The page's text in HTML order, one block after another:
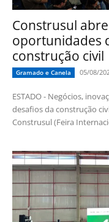
Construsul
oportunidades
construção civil
Gramado e Canela 05/08/
ESTADO - Negócios,
desafios da construção
Construsul (Feira